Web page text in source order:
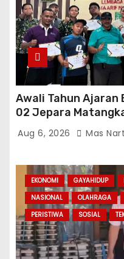
Awali Tahun Ajaran
02 Jepara
Asesmen Gasal
Aug 6, 2026 Mas
EKONOMI GAYAHIDUP
NASIONAL
OLAHRAGA
PERISTIWA
SOSIAL